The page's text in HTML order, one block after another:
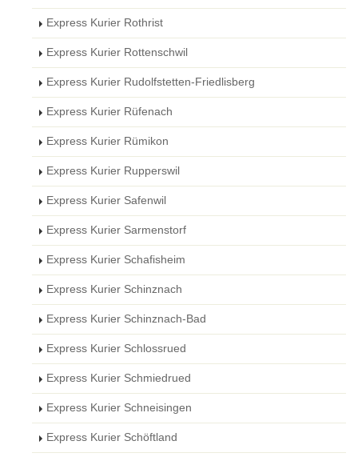
Express Kurier Rothrist
Express Kurier Rottenschwil
Express Kurier Rudolfstetten-Friedlisberg
Express Kurier Rüfenach
Express Kurier Rümikon
Express Kurier Rupperswil
Express Kurier Safenwil
Express Kurier Sarmenstorf
Express Kurier Schafisheim
Express Kurier Schinznach
Express Kurier Schinznach-Bad
Express Kurier Schlossrued
Express Kurier Schmiedrued
Express Kurier Schneisingen
Express Kurier Schöftland